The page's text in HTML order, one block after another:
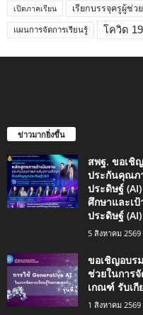
เปิดภาคเรียน เรียกบรรจุครูผู้ช่วย
แผนการจัดการเรียนรู้ โควิด 19
ข่าวมากยิ่งขึ้น
สพฐ. ขอเชิ
ประกันคุณภ
ประดิษฐ์
ศึกษาและเ
ประดิษฐ์
5 สิงหาคม 2569
ขอเชิญอบร
ช่วยในการ
เกณฑ์ รับเกี
1 สิงหาคม 2569